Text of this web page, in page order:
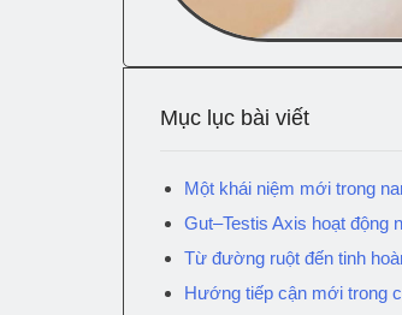
Mục lục bài viết
Một khái niệm mới trong
Gut–Testis Axis hoạt động
Từ đường ruột đến tinh
Hướng tiếp cận mới trong